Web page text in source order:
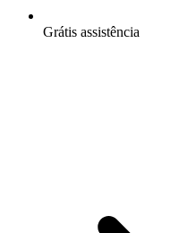
Grátis assistência